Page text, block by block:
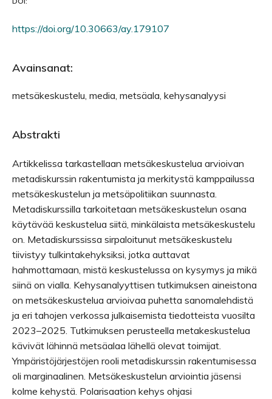
https://doi.org/10.30663/ay.179107
Avainsanat:
metsäkeskustelu, media, metsäala, kehysanalyysi
Abstrakti
Artikkelissa tarkastellaan metsäkeskustelua arvioivan
metadiskurssin rakentumista ja merkitystä kamppailussa
metsäkeskustelun ja metsäpolitiikan suunnasta.
Metadiskurssilla tarkoitetaan metsäkeskustelun osana
käytävää keskustelua siitä, minkälaista metsäkeskustelu
on. Metadiskurssissa sirpaloitunut metsäkeskustelu
tiivistyy tulkintakehyksiksi, jotka auttavat
hahmottamaan, mistä keskustelussa on kysymys ja mikä
siinä on vialla. Kehysanalyyttisen tutkimuksen aineistona
on metsäkeskustelua arvioivaa puhetta sanomalehdistä
ja eri tahojen verkossa julkaisemista tiedotteista vuosilta
2023–2025. Tutkimuksen perusteella metakeskustelua
kävivät lähinnä metsäalaa lähellä olevat toimijat.
Ympäristöjärjestöjen rooli metadiskurssin rakentumisessa
oli marginaalinen. Metsäkeskustelun arviointia jäsensi
kolme kehystä. Polarisaation kehys ohjasi